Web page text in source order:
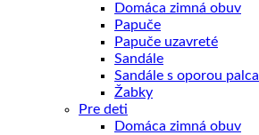
Domáca zimná obuv
Papuče
Papuče uzavreté
Sandále
Sandále s oporou palca
Žabky
Pre deti
Domáca zimná obuv